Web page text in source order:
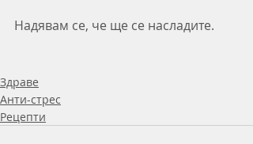
Надявам се, че ще се насладите.
Здраве
Анти-стрес
Рецепти